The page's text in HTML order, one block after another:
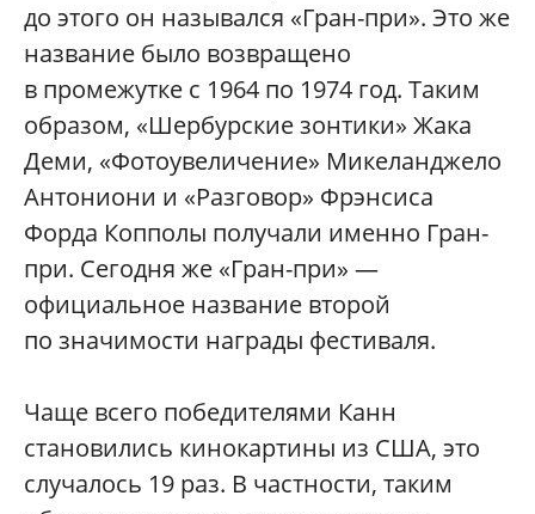
до этого он назывался «Гран-при». Это же
название было возвращено
в промежутке с 1964 по 1974 год. Таким
образом, «Шербурские зонтики» Жака
Деми, «Фотоувеличение» Микеланджело
Антониони и «Разговор» Фрэнсиса
Форда Копполы получали именно Гран-
при. Сегодня же «Гран-при» —
официальное название второй
по значимости награды фестиваля.
Чаще всего победителями Канн
становились кинокартины из США, это
случалось 19 раз. В частности, таким